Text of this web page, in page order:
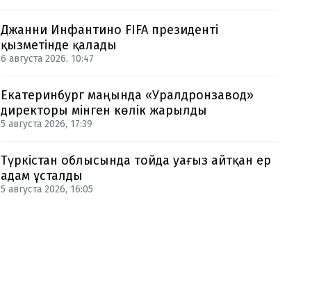
Джанни Инфантино FIFA президенті
қызметінде қалады
6 августа 2026, 10:47
Екатеринбург маңында «Уралдронзавод»
директоры мінген көлік жарылды
5 августа 2026, 17:39
Түркістан облысында тойда уағыз айтқан ер
адам ұсталды
5 августа 2026, 16:05